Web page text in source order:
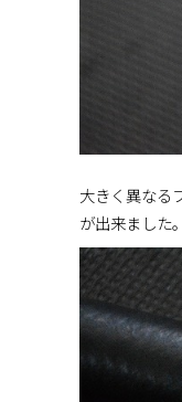
大きく異なる
が出来ました